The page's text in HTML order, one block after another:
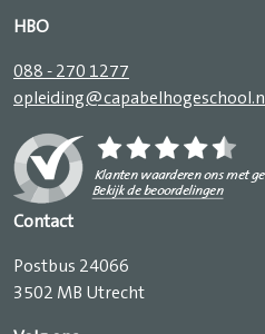
HBO
088 - 270 1277
opleiding@capabelhogeschool.nl
Contact
Postbus 24066
3502 MB Utrecht